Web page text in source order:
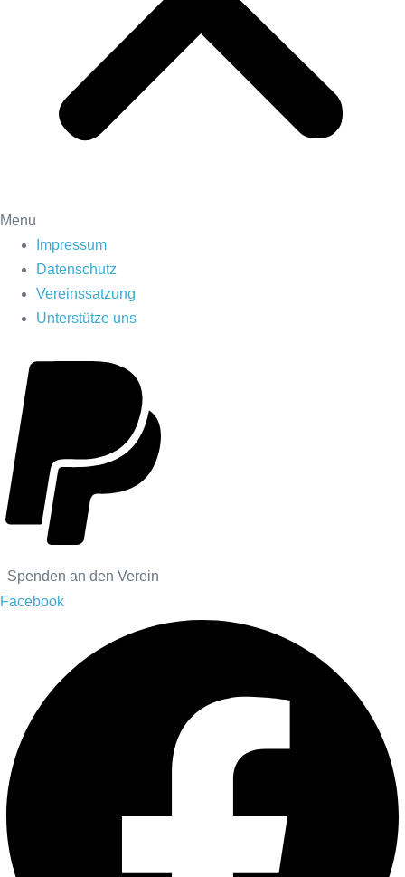
Menu
Impressum
Datenschutz
Vereinssatzung
Unterstütze uns
Spenden an den Verein
Facebook